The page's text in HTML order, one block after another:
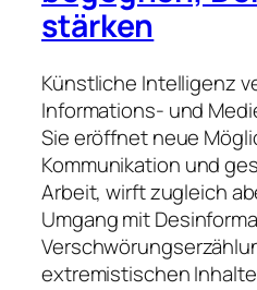
stärken
Künstliche Intelligenz
Informations- und
Sie eröffnet neue
Kommunikation und
Arbeit, wirft zugleich
Umgang mit
extremistischen